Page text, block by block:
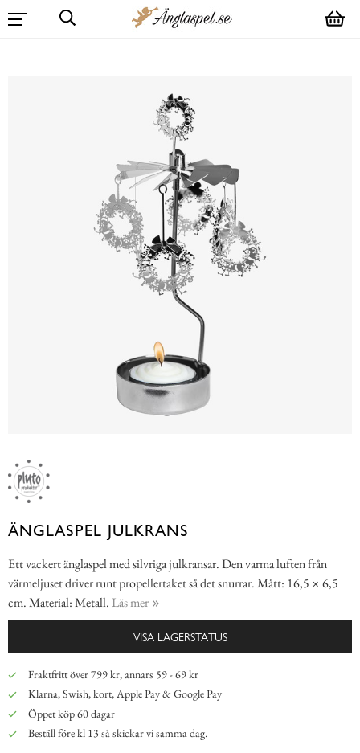
ÄNGLASPEL JULKRANS
Ett vackert änglaspel med silvriga julkransar. Den varma luften från
värmeljuset driver runt propellertaket så det snurrar. Mått: 16,5 × 6,5
cm. Material: Metall. Läs mer
VISA LAGERSTATUS
Fraktfritt över 799 kr, annars 59 - 69 kr
Klarna, Swish, kort, Apple Pay & Google Pay
Öppet köp 60 dagar
Beställ före kl 13 så skickar vi samma dag.